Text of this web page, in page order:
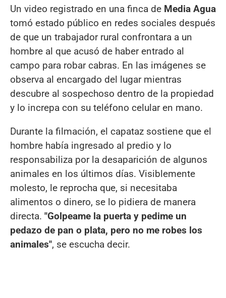
Un video registrado en una finca de Media Agua
tomó estado público en redes sociales después
de que un trabajador rural confrontara a un
hombre al que acusó de haber entrado al
campo para robar cabras. En las imágenes se
observa al encargado del lugar mientras
descubre al sospechoso dentro de la propiedad
y lo increpa con su teléfono celular en mano.
Durante la filmación, el capataz sostiene que el
hombre había ingresado al predio y lo
responsabiliza por la desaparición de algunos
animales en los últimos días. Visiblemente
molesto, le reprocha que, si necesitaba
alimentos o dinero, se lo pidiera de manera
directa. "Golpeame la puerta y pedime un
pedazo de pan o plata, pero no me robes los
animales", se escucha decir.